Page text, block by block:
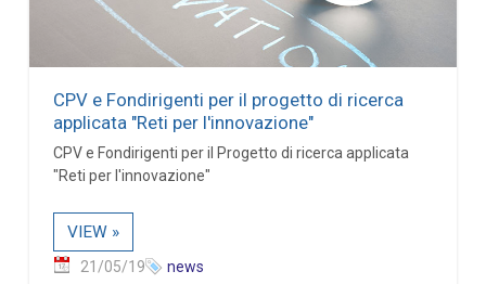
CPV e Fondirigenti per il progetto di ricerca
applicata "Reti per l'innovazione"
CPV e Fondirigenti per il Progetto di ricerca applicata
"Reti per l'innovazione"
VIEW »
21/05/19 news